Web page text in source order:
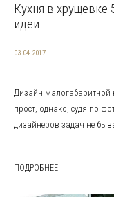
Кухня в
идеи
03.04.2017
Дизайн малогабаритной
прост, однако, судя по
дизайнеров задач не
ПОДРОБНЕЕ